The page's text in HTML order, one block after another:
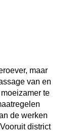
maar
van en
te
de werken
district